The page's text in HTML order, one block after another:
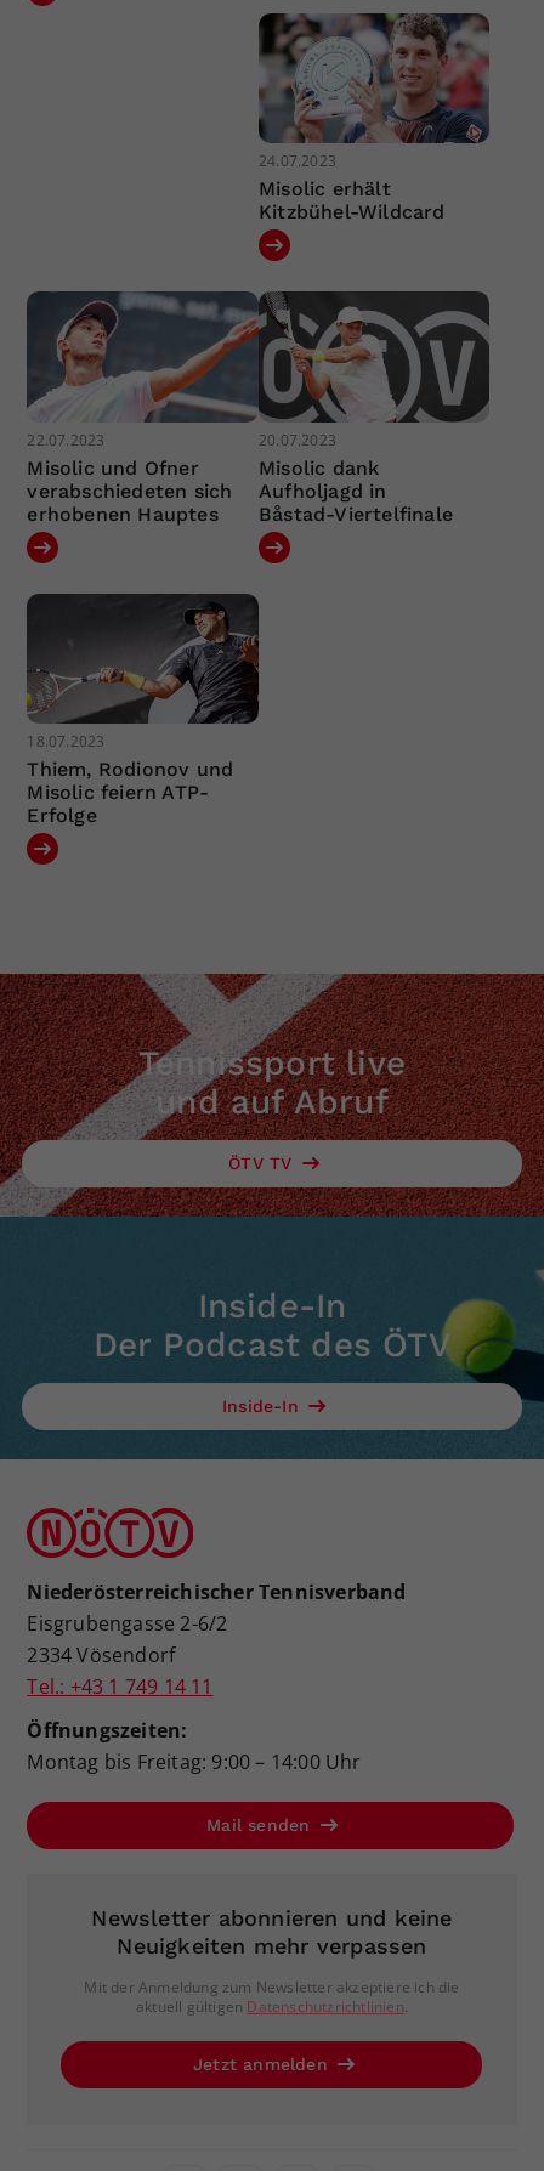
24.07.2023
Misolic erhält
Kitzbühel-Wildcard
22.07.2023
Misolic und Ofner
verabschiedeten sich
erhobenen Hauptes
20.07.2023
Misolic dank
Aufholjagd in
Båstad-Viertelfinale
18.07.2023
Thiem, Rodionov und
Misolic feiern ATP-
Erfolge
Tennissport live
und auf Abruf
ÖTV TV
Inside-In
Der Podcast des ÖTV
Inside-In
Niederösterreichischer Tennisverband
Eisgrubengasse 2-6/2
2334 Vösendorf
Tel.: +43 1 749 14 11
Öffnungszeiten:
Montag bis Freitag: 9:00 – 14:00 Uhr
Mail senden
Newsletter abonnieren und keine
Neuigkeiten mehr verpassen
Mit der Anmeldung zum Newsletter akzeptiere ich die
aktuell gültigen Datenschutzrichtlinien.
Jetzt anmelden